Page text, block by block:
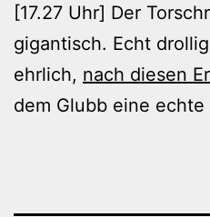
[17.27 Uhr] Der
gigantisch. Echt
ehrlich, nach diesen
dem Glubb eine